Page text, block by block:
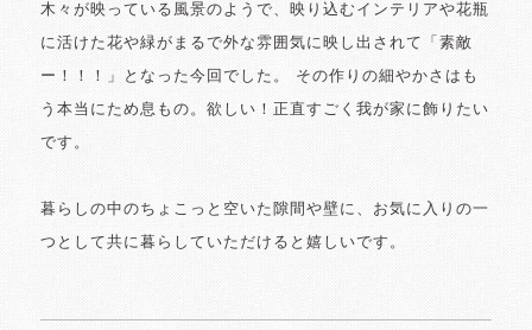
木々が映っている風景のようで、映り込むインテリアや花瓶
に活けた花や緑がまるで外な雰囲気に映し出されて「素敵
ー！！！」となった今回でした。 その作りの細やかさはも
う本当にため息もの。欲しい！正直すごく我が家に飾りたい
です。
暮らしの中のちょこっと空いた隙間や壁に、お気に入りの一
つとして共に暮らしていただけると嬉しいです。